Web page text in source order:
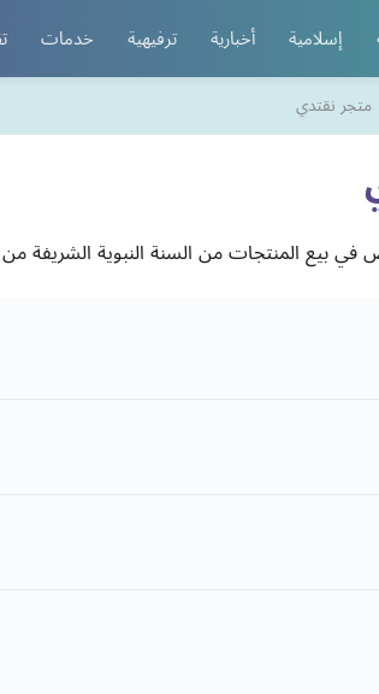
إسلامية أخبارية ترفيهية خدمات
متجر نقتدي
بيع المنتجات من السنة النبوية الشريفة من